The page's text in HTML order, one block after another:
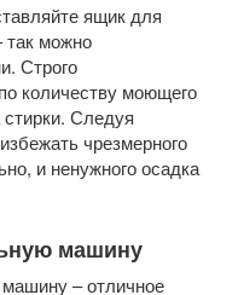
ящик для
можно
Строго
количеству моющего
стирки. Следуя
чрезмерного
и ненужного осадка
машину
– отличное